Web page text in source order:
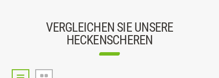
VERGLEICHEN SIE UNSERE
HECKENSCHEREN